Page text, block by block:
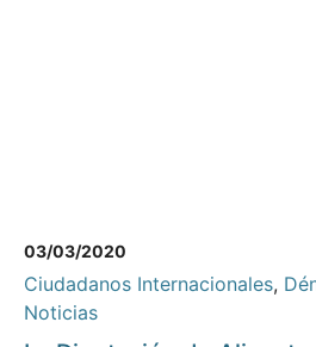
03/03/2020
Ciudadanos Internacionales,
Noticias